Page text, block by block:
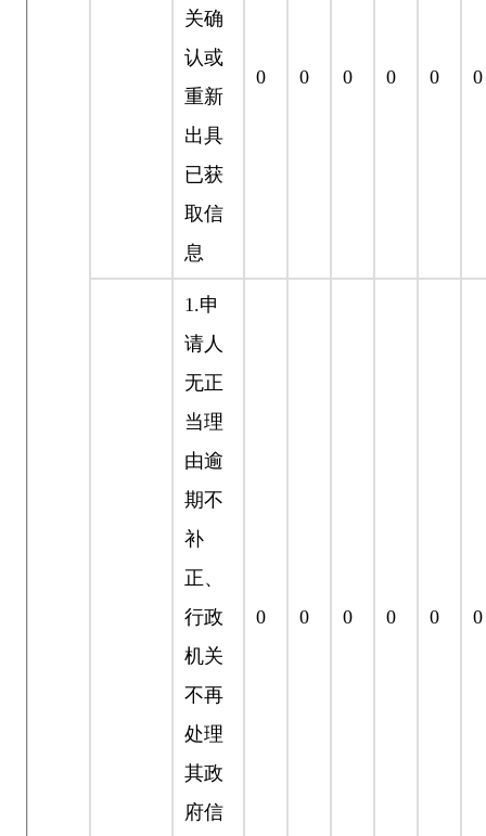
关确
认或
重新
出具
已获
取信
息
0 0 0 0 0 0
1.申
请人
无正
当理
由逾
期不
补
正、
行政
机关
不再
处理
其政
府信
0 0 0 0 0 0